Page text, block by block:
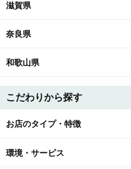
滋賀県
奈良県
和歌山県
こだわりから探す
お店のタイプ・特徴
環境・サービス